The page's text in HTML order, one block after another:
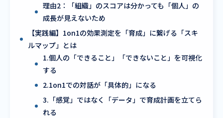
理由2：「組織」のスコアは分かっても「個人」の
成長が見えないため
【実践編】1on1の効果測定を「育成」に繋げる「スキ
ルマップ」とは
1.個人の「できること」「できないこと」を可視化
する
2.1on1での対話が「具体的」になる
3.「感覚」ではなく「データ」で育成計画を立てら
れる